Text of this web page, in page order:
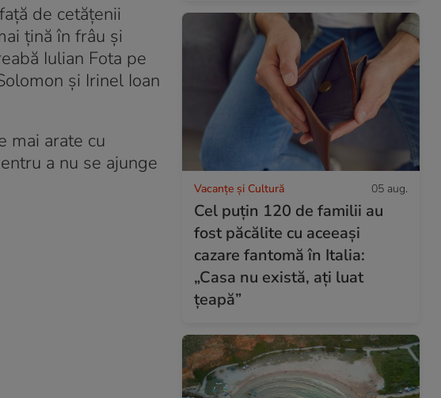
de cetățenii
țină în frâu și
Iulian Fota pe
și Irinel Ioan
mai arate cu
a nu se ajunge
Vacanțe și Cultură 05 aug.
Cel puțin 120 de familii au
fost păcălite cu aceeași
cazare fantomă în Italia:
„Casa nu există, ați luat
țeapă”